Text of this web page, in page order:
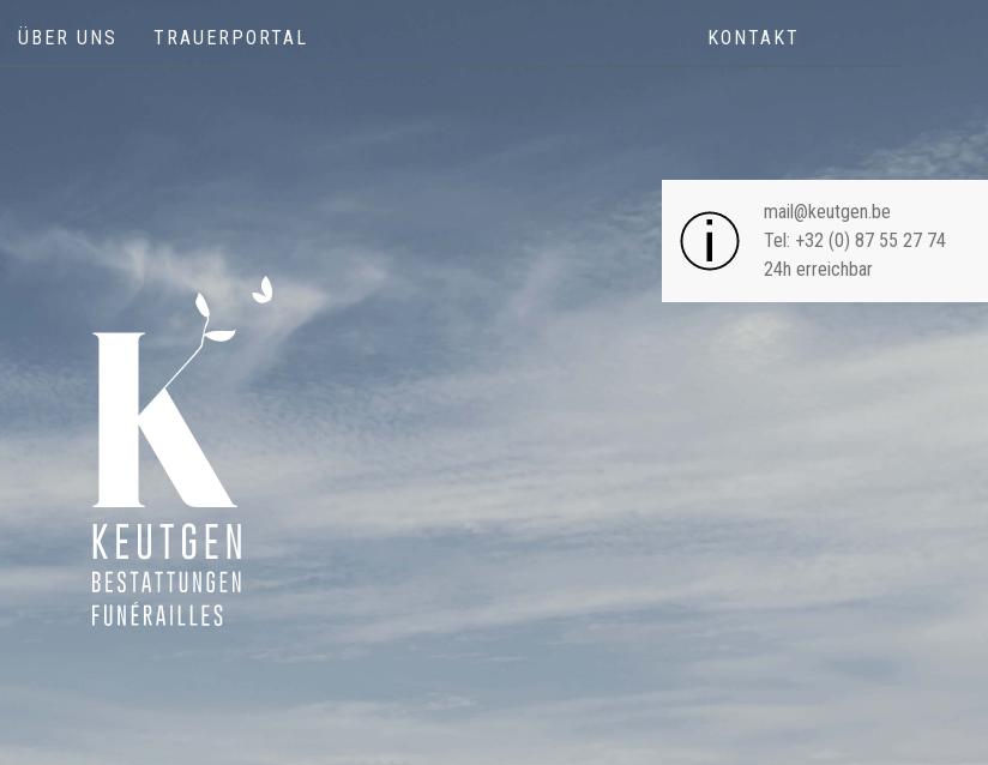
Keutgen | Bestattungen - Funérailles
mail@keutgen.be
Tel: +32 (0) 87 55 27 74
24h erreichbar
ÜBER UNS TRAUERPORTAL KONTAKT